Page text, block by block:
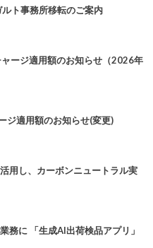
ト事務所移転のご案内
ージ適用額のお知らせ（2026年
適用額のお知らせ(変更)
用し、カーボンニュートラル実
務に 「生成AI出荷検品アプリ」